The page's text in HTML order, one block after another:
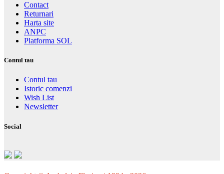
Contact
Returnari
Harta site
ANPC
Platforma SOL
Contul tau
Contul tau
Istoric comenzi
Wish List
Newsletter
Social